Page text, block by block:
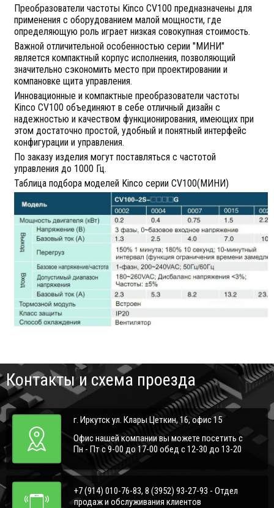
Преобразователи частоты Kinco СV100 предназначены для
применения с оборудованием малой мощности, где
определяющую роль играет низкая совокупная стоимость.
Важной отличительной особенностью серии "МИНИ"
является компактный корпус исполнения, позволяющий
значительно сэкономить место при проектировании и
компановке щита управления.
Инновационные и компактные преобразователи частоты
Kinco СV100 объединяют в себе отличный дизайн с
надежностью и качеством функционирования, имеющих при
этом достаточно простой, удобный и понятный интерфейс
конфигурации и управления.
По заказу изделия могут поставляться с частотой
управления до 1000 Гц.
Таблица подбора моделей Kinco серии CV100(МИНИ)
Контакты и схема проезда
г. Иркутск ул. Клары Цеткин, 16, офис 15
Офис нашей компании вы можете посетить с
Пн - Пт с 9-00 до 17-00 обед с 12-30 до 13-20
+7 (914) 010-76-83, 8 (3952) 93-27-93 - Отдел
продаж и обслуживания клиентов